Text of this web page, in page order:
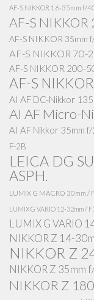
AF-S NIKKOR 16-35mm f/
AF-S NIKKOR
AF-S NIKKOR 35mm
AF-S NIKKOR 70-
AF-S NIKKOR 200-
AF-S
AI AF DC-Nikkor
AI AF Micro-
AI AF Nikkor 35mm
F-2B
LEICA DG
ASPH.
LUMIX G MACRO 30mm /
LUMIX G VARIO 12-32mm /
LUMIX G VARIO
NIKKOR Z 14-
NIKKOR Z
NIKKOR Z 35mm
NIKKOR Z